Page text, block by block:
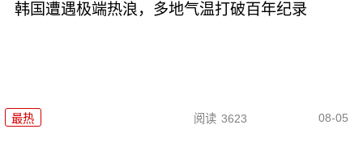
韩国遭遇极端热浪，多地气温打破百年纪录
最热 阅读 3623 08-05